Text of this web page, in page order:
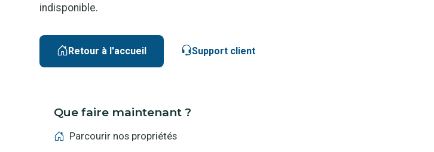
indisponible.
Retour à l'accueil Support client
Que faire maintenant ?
Parcourir nos propriétés